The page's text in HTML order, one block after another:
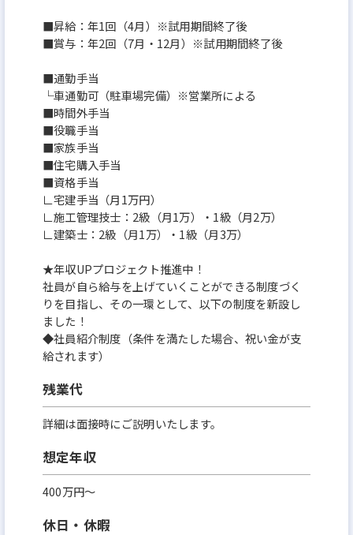
■昇給：年1回（4月）※試用期間終了後
■賞与：年2回（7月・12月）※試用期間終了後
■通勤手当
└車通勤可（駐車場完備）※営業所による
■時間外手当
■役職手当
■家族手当
■住宅購入手当
■資格手当
∟宅建手当（月1万円）
∟施工管理技士：2級（月1万）・1級（月2万）
∟建築士：2級（月1万）・1級（月3万）
★年収UPプロジェクト推進中！
社員が自ら給与を上げていくことができる制度づく
りを目指し、その一環として、以下の制度を新設し
ました！
◆社員紹介制度（条件を満たした場合、祝い金が支
給されます）
残業代
詳細は面接時にご説明いたします。
想定年収
400万円〜
休日・休暇